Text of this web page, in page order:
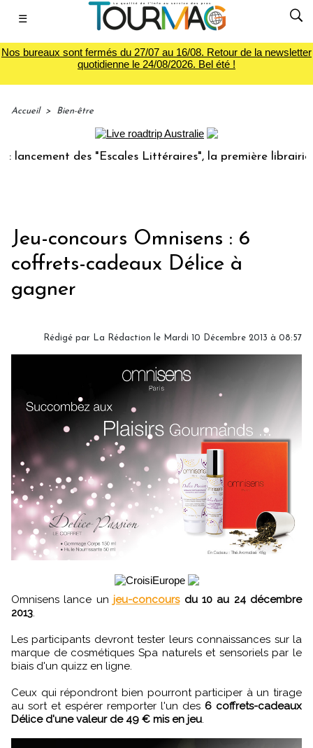
☰
Nos bureaux sont fermés du 27/07 au 16/08. Retour de la newsletter
quotidienne le 24/08/2026. Bel été !
Accueil > Bien-être
des "Escales Littéraires", la première librairie du
Jeu-concours Omnisens : 6
coffrets-cadeaux Délice à
gagner
Rédigé par La Rédaction le Mardi 10 Décembre 2013 à 08:57
Omnisens lance unjeu-concours du 10 au 24 décembre
2013.
Les participants devront tester leurs connaissances sur la
marque de cosmétiques Spa naturels et sensoriels par le
biais d'un quizz en ligne.
Ceux qui répondront bien pourront participer à un tirage
au sort et espérer remporter l'un des 6 coffrets-cadeaux
Délice d'une valeur de 49 € mis en jeu.